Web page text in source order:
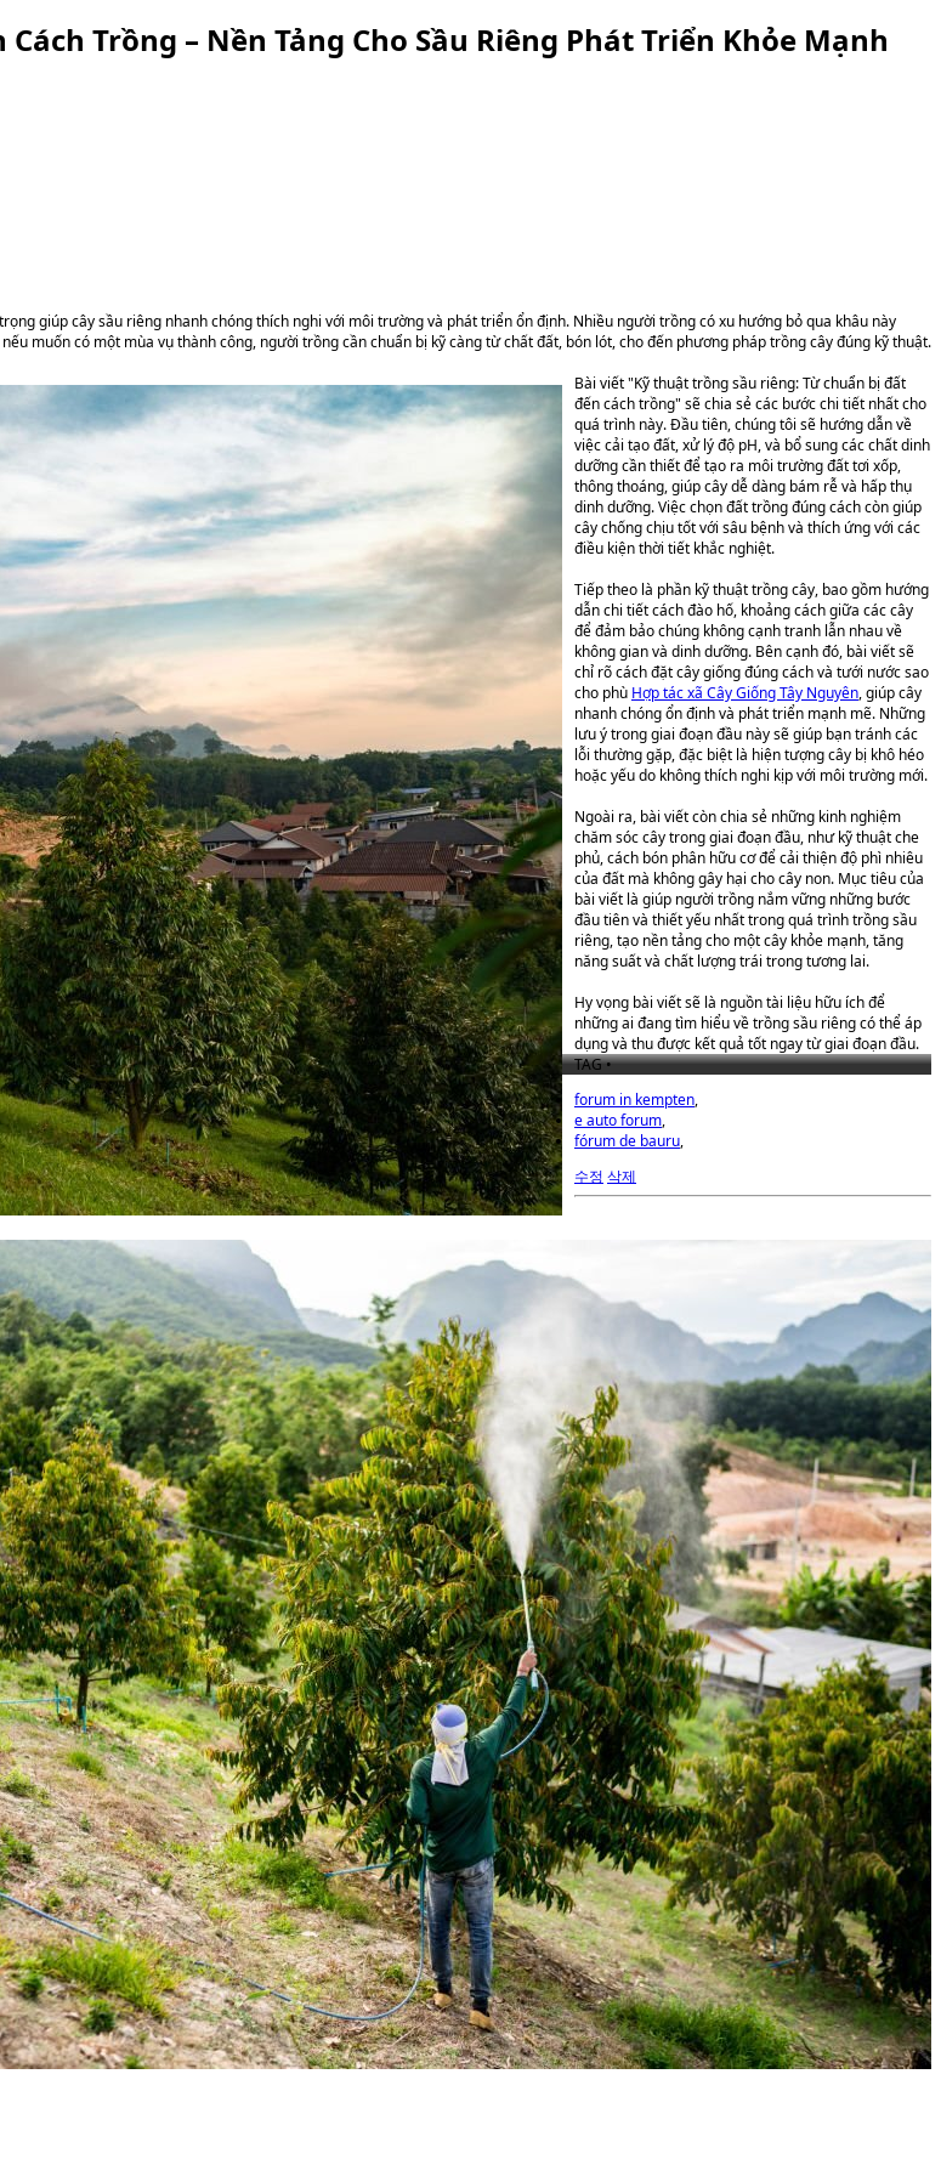
Trồng – Nền Tảng Cho Sầu Riêng Phát Triển Khỏe Mạnh
giúp cây sầu riêng nhanh chóng thích nghi với môi trường và phát triển ổn định. Nhiều người trồng có xu hướng bỏ qua khâu này
muốn có một mùa vụ thành công, người trồng cần chuẩn bị kỹ càng từ chất đất, bón lót, cho đến phương pháp trồng cây đúng kỹ thuật.
Bài viết "Kỹ thuật trồng sầu riêng: Từ chuẩn bị đất
đến cách trồng" sẽ chia sẻ các bước chi tiết nhất cho
quá trình này. Đầu tiên, chúng tôi sẽ hướng dẫn về
việc cải tạo đất, xử lý độ pH, và bổ sung các chất dinh
dưỡng cần thiết để tạo ra môi trường đất tơi xốp,
thông thoáng, giúp cây dễ dàng bám rễ và hấp thụ
dinh dưỡng. Việc chọn đất trồng đúng cách còn giúp
cây chống chịu tốt với sâu bệnh và thích ứng với các
điều kiện thời tiết khắc nghiệt.
Tiếp theo là phần kỹ thuật trồng cây, bao gồm hướng
dẫn chi tiết cách đào hố, khoảng cách giữa các cây
để đảm bảo chúng không cạnh tranh lẫn nhau về
không gian và dinh dưỡng. Bên cạnh đó, bài viết sẽ
chỉ rõ cách đặt cây giống đúng cách và tưới nước sao
cho phù Hợp tác xã Cây Giống Tây Nguyên, giúp cây
nhanh chóng ổn định và phát triển mạnh mẽ. Những
lưu ý trong giai đoạn đầu này sẽ giúp bạn tránh các
lỗi thường gặp, đặc biệt là hiện tượng cây bị khô héo
hoặc yếu do không thích nghi kịp với môi trường mới.
Ngoài ra, bài viết còn chia sẻ những kinh nghiệm
chăm sóc cây trong giai đoạn đầu, như kỹ thuật che
phủ, cách bón phân hữu cơ để cải thiện độ phì nhiêu
của đất mà không gây hại cho cây non. Mục tiêu của
bài viết là giúp người trồng nắm vững những bước
đầu tiên và thiết yếu nhất trong quá trình trồng sầu
riêng, tạo nền tảng cho một cây khỏe mạnh, tăng
năng suất và chất lượng trái trong tương lai.
Hy vọng bài viết sẽ là nguồn tài liệu hữu ích để
những ai đang tìm hiểu về trồng sầu riêng có thể áp
dụng và thu được kết quả tốt ngay từ giai đoạn đầu.
TAG •
forum in kempten,
e auto forum,
fórum de bauru,
수정 삭제